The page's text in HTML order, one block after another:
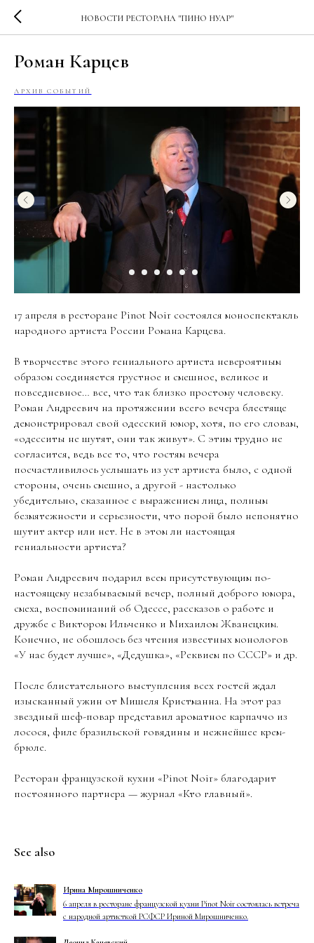
НОВОСТИ РЕСТОРАНА "ПИНО НУАР"
Роман Карцев
АРХИВ СОБЫТИЙ
17 апреля в ресторане Pinot Noir состоялся моноспектакль
народного артиста России Романа Карцева.
В творчестве этого гениального артиста невероятным
образом соединяется грустное и смешное, великое и
повседневное… все, что так близко простому человеку.
Роман Андреевич на протяжении всего вечера блестяще
демонстрировал свой одесский юмор, хотя, по его словам,
«одесситы не шутят, они так живут». С этим трудно не
согласится, ведь все то, что гостям вечера
посчастливилось услышать из уст артиста было, с одной
стороны, очень смешно, а другой - настолько
убедительно, сказанное с выражением лица, полным
безмятежности и серьезности, что порой было непонятно
шутит актер или нет. Не в этом ли настоящая
гениальности артиста?
Роман Андреевич подарил всем присутствующим по-
настоящему незабываемый вечер, полный доброго юмора,
смеха, воспоминаний об Одессе, рассказов о работе и
дружбе с Виктором Ильченко и Михаилом Жванецким.
Конечно, не обошлось без чтения известных монологов
«У нас будет лучше», «Дедушка», «Реквием по СССР» и др.
После блистательного выступления всех гостей ждал
изысканный ужин от Мишеля Кристманна. На этот раз
звездный шеф-повар представил ароматное карпаччо из
лосося, филе бразильской говядины и нежнейшее крем-
брюле.
Ресторан французской кухни «Pinot Noir» благодарит
постоянного партнера — журнал «Кто главный».
See also
Ирина Мирошниченко
6 апреля в ресторане французской кухни Pinot Noir состоялась встреча
с народной артисткой РСФСР Ириной Мирошниченко.